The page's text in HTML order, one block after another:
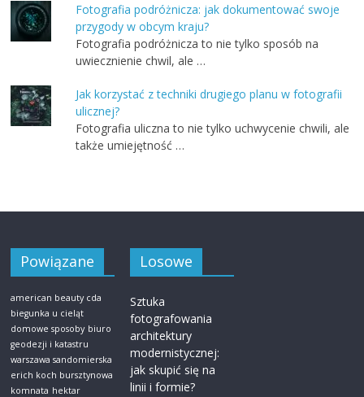
Fotografia podróżnicza: jak dokumentować swoje
przygody w obcym kraju?
Fotografia podróżnicza to nie tylko sposób na
uwiecznienie chwil, ale …
Jak korzystać z techniki drugiego planu w fotografii
ulicznej?
Fotografia uliczna to nie tylko uchwycenie chwili, ale
także umiejętność …
Powiązane
american beauty cda
biegunka u cieląt
domowe sposoby biuro
geodezji i katastru
warszawa sandomierska
erich koch bursztynowa
komnata hektar
Losowe
Sztuka
fotografowania
architektury
modernistycznej:
jak skupić się na
linii i formie?